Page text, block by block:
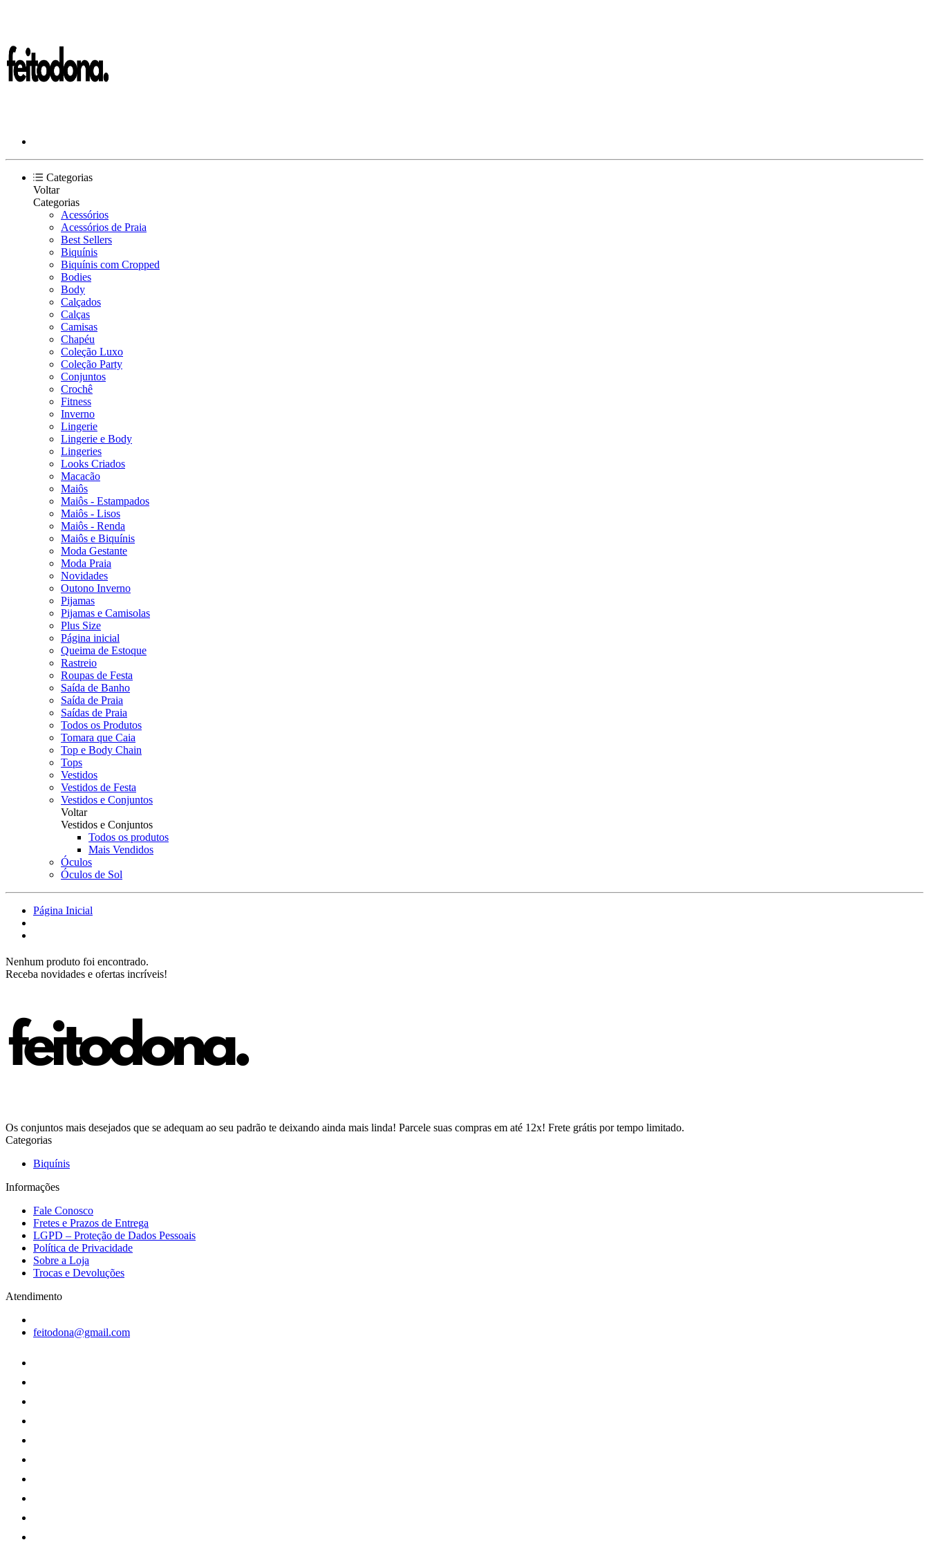
Categorias
Voltar
Categorias
Acessórios
Acessórios de Praia
Best Sellers
Biquínis
Biquínis com Cropped
Bodies
Body
Calçados
Calças
Camisas
Chapéu
Coleção Luxo
Coleção Party
Conjuntos
Crochê
Fitness
Inverno
Lingerie
Lingerie e Body
Lingeries
Looks Criados
Macacão
Maiôs
Maiôs - Estampados
Maiôs - Lisos
Maiôs - Renda
Maiôs e Biquínis
Moda Gestante
Moda Praia
Novidades
Outono Inverno
Pijamas
Pijamas e Camisolas
Plus Size
Página inicial
Queima de Estoque
Rastreio
Roupas de Festa
Saída de Banho
Saída de Praia
Saídas de Praia
Todos os Produtos
Tomara que Caia
Top e Body Chain
Tops
Vestidos
Vestidos de Festa
Vestidos e Conjuntos
Voltar
Vestidos e Conjuntos
Todos os produtos
Mais Vendidos
Óculos
Óculos de Sol
Página Inicial
Nenhum produto foi encontrado.
Receba novidades e ofertas incríveis!
Os conjuntos mais desejados que se adequam ao seu padrão te deixando ainda mais linda! Parcele suas compras em até 12x! Frete grátis por tempo limitado.
Categorias
Biquínis
Informações
Fale Conosco
Fretes e Prazos de Entrega
LGPD – Proteção de Dados Pessoais
Política de Privacidade
Sobre a Loja
Trocas e Devoluções
Atendimento
feitodona@gmail.com